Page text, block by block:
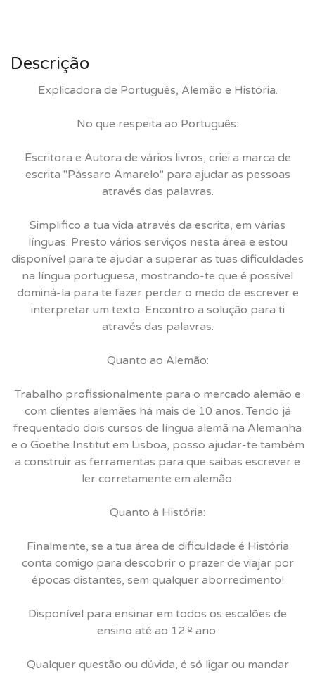
Descrição
Explicadora de Português, Alemão e História.
No que respeita ao Português:
Escritora e Autora de vários livros, criei a marca de
escrita "Pássaro Amarelo" para ajudar as pessoas
através das palavras.
Simplifico a tua vida através da escrita, em várias
línguas. Presto vários serviços nesta área e estou
disponível para te ajudar a superar as tuas dificuldades
na língua portuguesa, mostrando-te que é possível
dominá-la para te fazer perder o medo de escrever e
interpretar um texto. Encontro a solução para ti
através das palavras.
Quanto ao Alemão:
Trabalho profissionalmente para o mercado alemão e
com clientes alemães há mais de 10 anos. Tendo já
frequentado dois cursos de língua alemã na Alemanha
e o Goethe Institut em Lisboa, posso ajudar-te também
a construir as ferramentas para que saibas escrever e
ler corretamente em alemão.
Quanto à História:
Finalmente, se a tua área de dificuldade é História
conta comigo para descobrir o prazer de viajar por
épocas distantes, sem qualquer aborrecimento!
Disponível para ensinar em todos os escalões de
ensino até ao 12.º ano.
Qualquer questão ou dúvida, é só ligar ou mandar